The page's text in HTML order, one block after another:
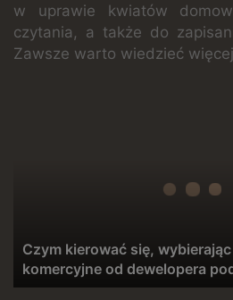
w uprawie kwiatów
czytania, a także do
Zawsze warto wiedzieć
dewelopera
pod
wynajem?
Czym kierować się,
komercyjne od dewelopera